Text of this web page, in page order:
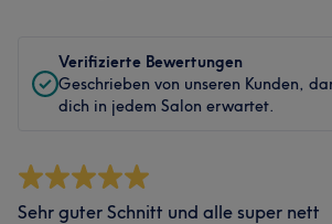
Verifizierte Bewertungen
Geschrieben von unseren Kunden,
dich in jedem Salon erwartet.
Sehr guter Schnitt und alle super nett